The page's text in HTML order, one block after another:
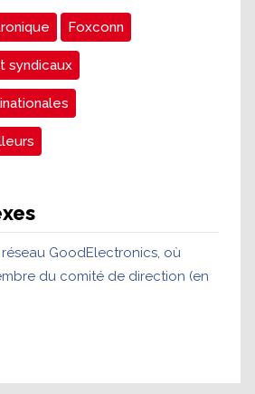
Foxconn
syndicaux
GoodElectronics, où
du comité de direction (en